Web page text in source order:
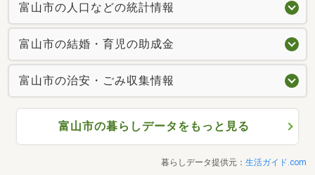
富山市の人口などの統計情報
富山市の結婚・育児の助成金
富山市の治安・ごみ収集情報
富山市の暮らしデータをもっと見る
暮らしデータ提供元： 生活ガイド.com